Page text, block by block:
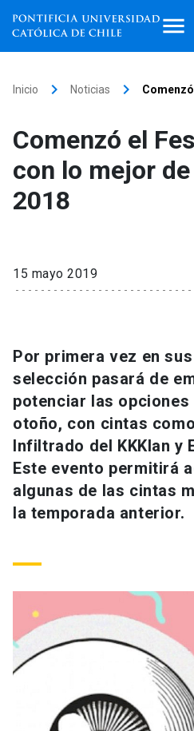
Facultades, escuelas e
institutos
Investigación
Extensión
Universidad
Información para keyboard_arrow_down
Futuros estudiantes
Estudiantes
Personal
Padres y familia
launch
Go to english site launch
ACCESOS DIRECTOS
Admisión launch
Correo UC launch
Mi Portal UC
Medios launch
Donaciones launch
Inicio keyboard_arrow_right Noticias keyboard_arrow_right
Comenzó el
con lo mejor
2018
15 mayo 2019
Por primera vez en
selección pasará de
potenciar las
otoño, con cintas
Infiltrado del KKKlan y
Este evento permitirá
algunas de las cintas
la temporada anterior.